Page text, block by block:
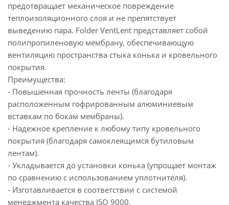
предотвращает механическое повреждение
теплоизоляционного слоя и не препятствует
выведению пара. Folder VentLent представляет собой
полипропиленовую мембрану, обеспечивающую
вентиляцию пространства стыка конька и кровельного
покрытия.
Преимущества:
- Повышенная прочность ленты (благодаря
расположенным гофрированным алюминиевым
вставкам по бокам мембраны).
- Надежное крепление к любому типу кровельного
покрытия (благодаря самоклеящимся бутиловым
лентам).
- Укладывается до установки конька (упрощает монтаж
по сравнению с использованием уплотнителя).
- Изготавливается в соответствии с системой
менеджмента качества ISO 9000.